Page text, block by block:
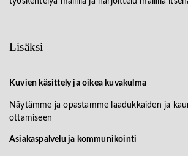
Lisäksi
Kuvien käsittely ja oikea kuvakulma
Näytämme ja opastamme laadukkaiden ja
ottamiseen
Asiakaspalvelu ja kommunikointi